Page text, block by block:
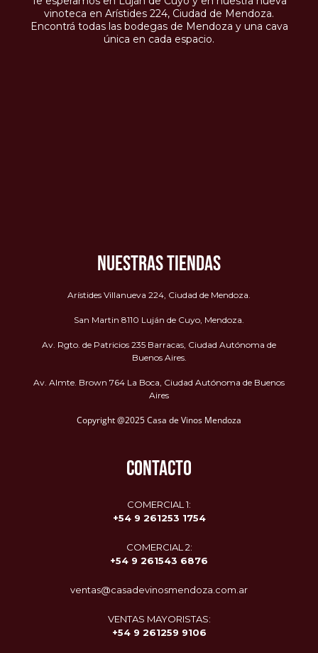
vinoteca en Arístides 224, Ciudad de Mendoza.
Encontrá todas las bodegas de Mendoza y una cava
única en cada espacio.
NUESTRAS TIENDAS
Arístides Villanueva 224, Ciudad de Mendoza.
San Martin 8110 Luján de Cuyo, Mendoza.
Av. Rgto. de Patricios 235 Barracas, Ciudad Autónoma de
Buenos Aires.
Av. Almte. Brown 764 La Boca, Ciudad Autónoma de Buenos
Aires
Copyright @2025 Casa de Vinos Mendoza
CONTACTO
COMERCIAL 1:
+54 9 261253 1754
COMERCIAL 2:
+54 9 261543 6876
ventas@casadevinosmendoza.com.ar
VENTAS MAYORISTAS:
+54 9 261259 9106